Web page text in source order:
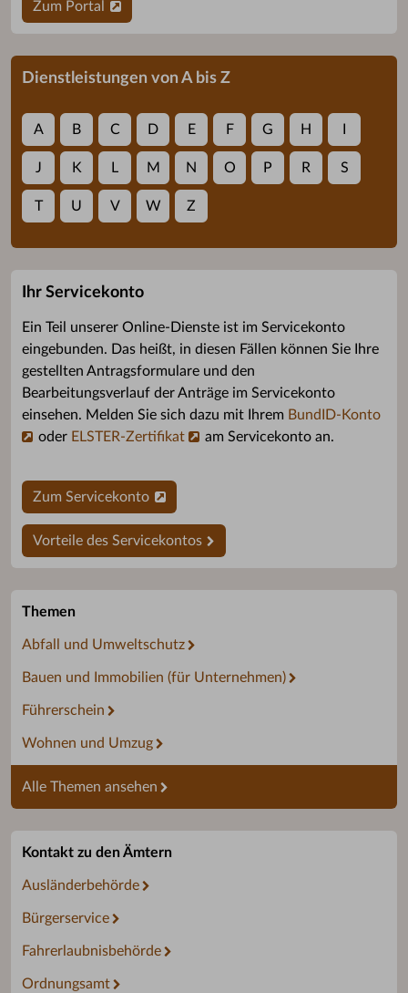
Zum Portal
Dienstleistungen von A bis Z
A B C D E F G H
J K L M N O P R S
T U V W Z
Ihr Servicekonto
Ein Teil unserer Online-Dienste ist im Servicekonto
eingebunden. Das heißt, in diesen Fällen können Sie Ihre
gestellten Antragsformulare und den
Bearbeitungsverlauf der Anträge im Servicekonto
einsehen. Melden Sie sich dazu mit Ihrem BundID-Konto
oder ELSTER-Zertifikat am Servicekonto an.
Zum Servicekonto
Vorteile des Servicekontos
Themen
Abfall und Umweltschutz
Bauen und Immobilien (für Unternehmen)
Führerschein
Wohnen und Umzug
Alle Themen ansehen
Kontakt zu den Ämtern
Ausländerbehörde
Bürgerservice
Fahrerlaubnisbehörde
Ordnungsamt